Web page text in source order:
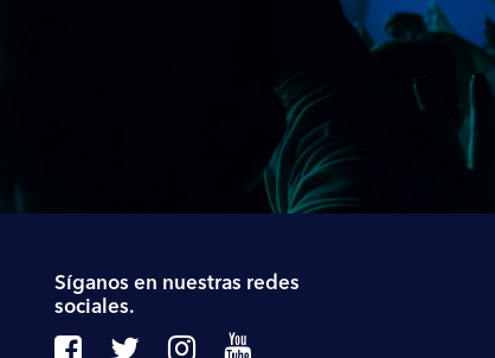
Síganos en nuestras redes
sociales.